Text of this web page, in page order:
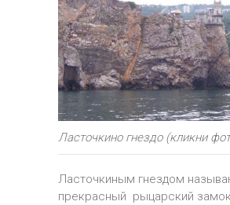
Ласточкино гнездо (кликни
Ласточкиным гнездом
прекрасный рыцарский